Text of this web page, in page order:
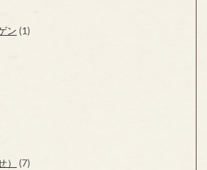
ン (1)
(7)